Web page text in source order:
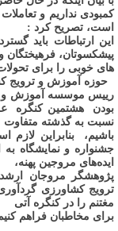
نداریم و تعاملات
تصریح کرد :
ارتباطات باید
فرهیختگان
خوبی را برای تحولات
حوزه آموزش و ترویج
موسسه آموزش و
هشتمین کنگره
به گذشته متفاوت
بنابراین
و نمایشگاه به
مروجین پهنه،
مروجان ارشد
کشاورزی گردآوری
را در کنگره آتی
مخاطبان فراهم کنیم.